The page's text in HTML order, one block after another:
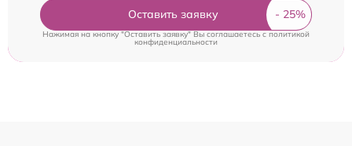
Оставить заявку
Нажимая на кнопку "Оставить заявку" Вы соглашаетесь cполитикой
конфиденциальности